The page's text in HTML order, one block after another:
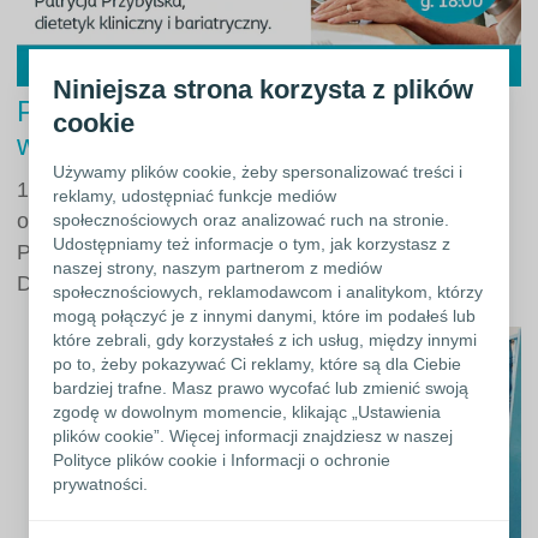
Niniejsza strona korzysta z plików
cookie
Używamy plików cookie, żeby spersonalizować treści i
reklamy, udostępniać funkcje mediów
społecznościowych oraz analizować ruch na stronie.
Udostępniamy też informacje o tym, jak korzystasz z
naszej strony, naszym partnerom z mediów
społecznościowych, reklamodawcom i analitykom, którzy
mogą połączyć je z innymi danymi, które im podałeś lub
które zebrali, gdy korzystałeś z ich usług, między innymi
po to, żeby pokazywać Ci reklamy, które są dla Ciebie
bardziej trafne. Masz prawo wycofać lub zmienić swoją
zgodę w dowolnym momencie, klikając „Ustawienia
plików cookie”. Więcej informacji znajdziesz w naszej
Polityce plików cookie i Informacji o ochronie
prywatności.
Praktyczne wskazówki dietetyczne po
wyłonieniu stomii
19 listopada 2024 o godzinie 18:00 Spotkanie było
okazją do wysłuchania:
Patrycji Przybylskiej
Dietetyk klinicznej i bariatrycznej